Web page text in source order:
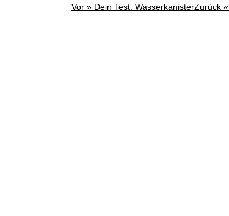
Post
Vor » Dein Test: WasserkanisterZurück «